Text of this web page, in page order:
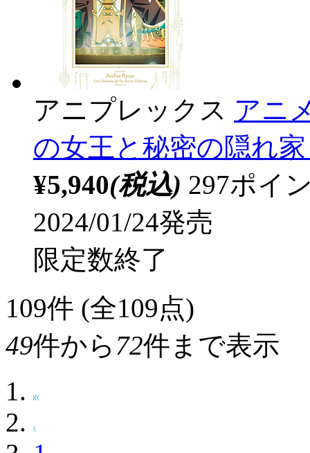
アニプレックス アニ
の女王と秘密の隠れ
¥5,940(税込) 297ポイ
2024/01/24発売
限定数終了
109件 (全109点)
49件から 72件まで表示